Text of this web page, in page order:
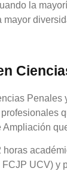
la
UCV) y